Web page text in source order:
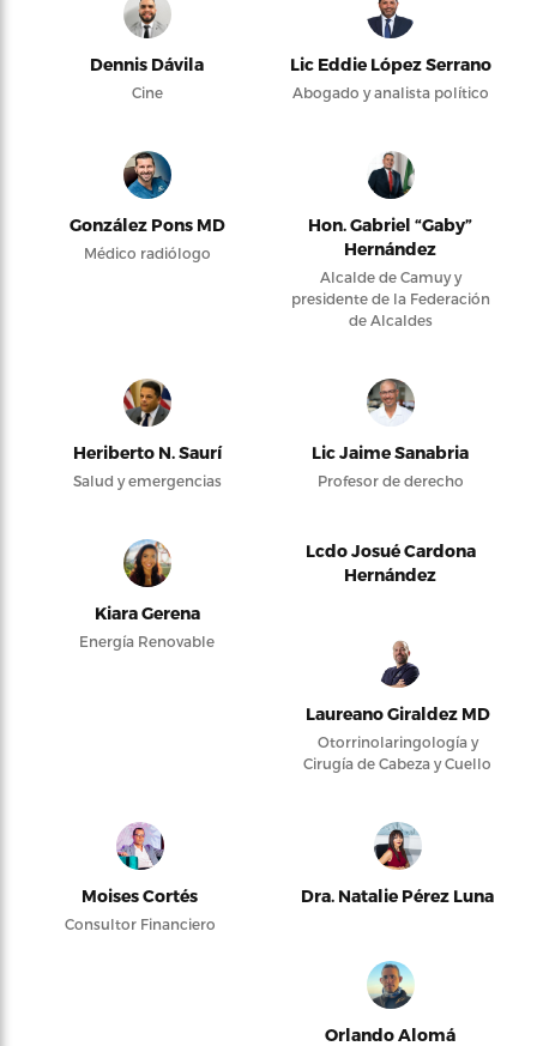
Dennis Dávila
Cine
Lic Eddie López Serrano
Abogado y analista político
González Pons MD
Médico radiólogo
Hon. Gabriel “Gaby”
Hernández
Alcalde de Camuy y
presidente de la Federación
de Alcaldes
Heriberto N. Saurí
Salud y emergencias
Lic Jaime Sanabria
Profesor de derecho
Kiara Gerena
Energía Renovable
Lcdo Josué Cardona
Hernández
Laureano Giraldez MD
Otorrinolaringología y
Cirugía de Cabeza y Cuello
Moises Cortés
Consultor Financiero
Dra. Natalie Pérez Luna
Orlando Alomá